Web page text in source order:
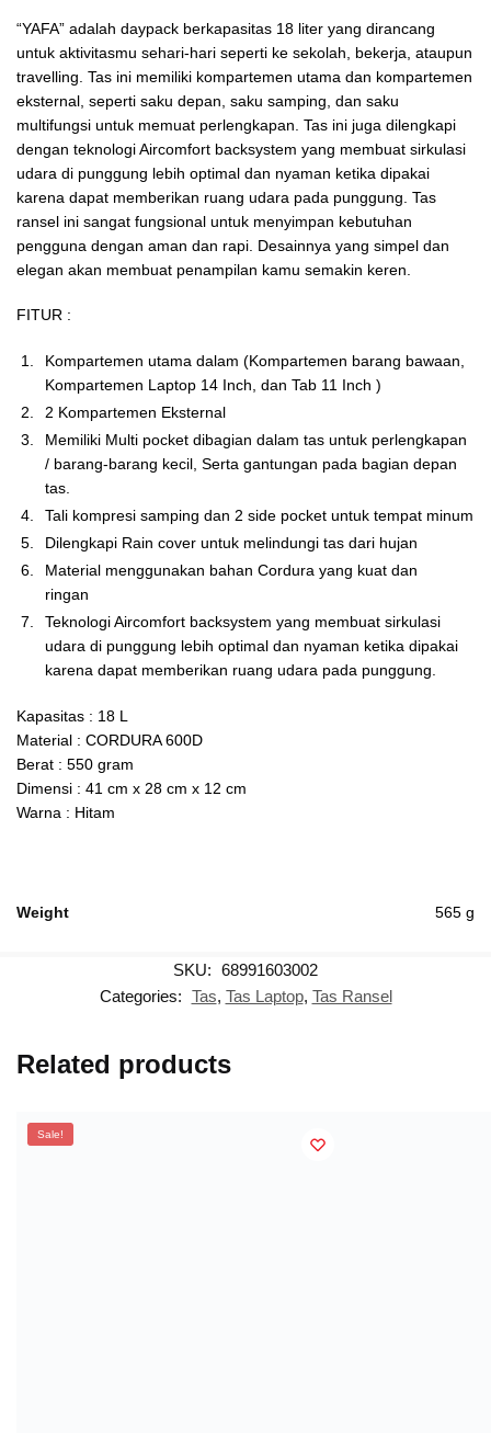
“YAFA” adalah daypack berkapasitas 18 liter yang dirancang
untuk aktivitasmu sehari-hari seperti ke sekolah, bekerja, ataupun
travelling. Tas ini memiliki kompartemen utama dan kompartemen
eksternal, seperti saku depan, saku samping, dan saku
multifungsi untuk memuat perlengkapan. Tas ini juga dilengkapi
dengan teknologi Aircomfort backsystem yang membuat sirkulasi
udara di punggung lebih optimal dan nyaman ketika dipakai
karena dapat memberikan ruang udara pada punggung. Tas
ransel ini sangat fungsional untuk menyimpan kebutuhan
pengguna dengan aman dan rapi. Desainnya yang simpel dan
elegan akan membuat penampilan kamu semakin keren.
FITUR :
Kompartemen utama dalam (Kompartemen barang bawaan,
Kompartemen Laptop 14 Inch, dan Tab 11 Inch )
2 Kompartemen Eksternal
Memiliki Multi pocket dibagian dalam tas untuk perlengkapan
/ barang-barang kecil, Serta gantungan pada bagian depan
tas.
Tali kompresi samping dan 2 side pocket untuk tempat minum
Dilengkapi Rain cover untuk melindungi tas dari hujan⠀
Material menggunakan bahan Cordura yang kuat dan
ringan⠀
Teknologi Aircomfort backsystem yang membuat sirkulasi
udara di punggung lebih optimal dan nyaman ketika dipakai
karena dapat memberikan ruang udara pada punggung.
Kapasitas : 18 L
Material : CORDURA 600D
Berat : 550 gram
Dimensi : 41 cm x 28 cm x 12 cm
Warna : Hitam
Weight 565 g
SKU: 68991603002
Categories: Tas, Tas Laptop, Tas Ransel
Related products
Sale!